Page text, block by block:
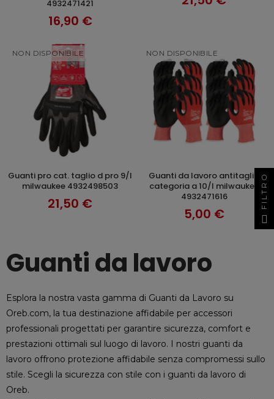
4932471421
16,90 €
NON DISPONIBILE
SCOPRI
guanti pro cat. taglio d pro 9/l
milwaukee 4932498503
21,50 €
NON DISPONIBILE
SCOPRI
guanti da lavoro antitaglio
categoria a 10/l milwaukee
4932471616
5,00 €
Guanti da lavoro
Esplora la nostra vasta gamma di Guanti da Lavoro su
Oreb.com, la tua destinazione affidabile per accessori
professionali progettati per garantire sicurezza, comfort e
prestazioni ottimali sul luogo di lavoro. I nostri guanti da
lavoro offrono protezione affidabile senza compromessi sullo
stile. Scegli la sicurezza con stile con i guanti da lavoro di
Oreb.
FILTRO